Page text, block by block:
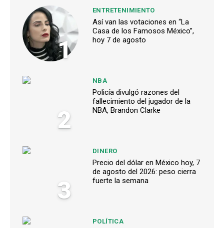
1
ENTRETENIMIENTO
Así van las votaciones en “La
Casa de los Famosos México”,
hoy 7 de agosto
2
NBA
Policía divulgó razones del
fallecimiento del jugador de la
NBA, Brandon Clarke
3
DINERO
Precio del dólar en México hoy, 7
de agosto del 2026: peso cierra
fuerte la semana
POLÍTICA